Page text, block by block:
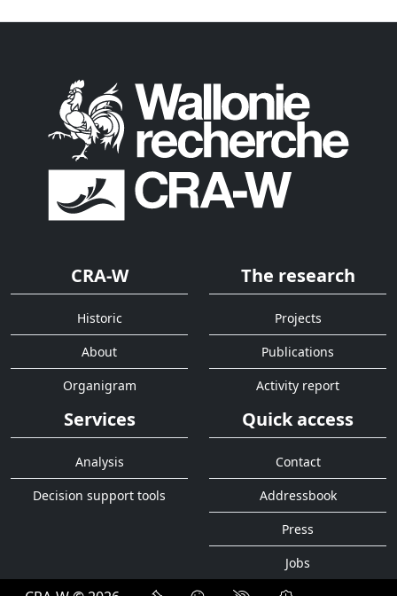
CRA-W
Historic
About
Organigram
The research
Projects
Publications
Activity report
Services
Analysis
Decision support tools
Quick access
Contact
Addressbook
Press
Jobs